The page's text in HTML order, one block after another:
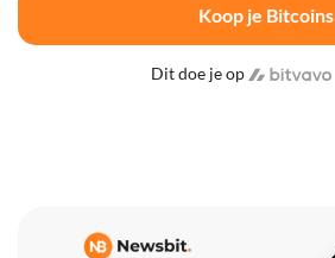
Koop je Bitcoins
Dit doe je op